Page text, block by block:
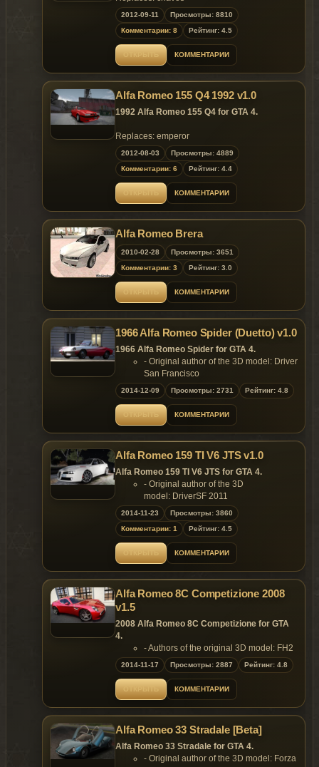
2012-09-11
Просмотры: 8810
Комментарии: 8
Рейтинг: 4.5
КОММЕНТАРИИ
Alfa Romeo 155 Q4 1992 v1.0
1992 Alfa Romeo 155 Q4 for GTA 4.
Replaces: emperor
2012-08-03
Просмотры: 4889
Комментарии: 6
Рейтинг: 4.4
КОММЕНТАРИИ
Alfa Romeo Brera
2010-02-28
Просмотры: 3651
Комментарии: 3
Рейтинг: 3.0
КОММЕНТАРИИ
1966 Alfa Romeo Spider (Duetto) v1.0
1966 Alfa Romeo Spider for GTA 4.
- Original author of the 3D model: Driver
San Francisco
- Convert & edited by:YCA-RE
- Screenshots by:Martin_xpl, Vsoreny,
Nima
Features:
- Model support all features of the
- Mid-poly model, bit I like it;
- Roof extra;
- color1: body;
- color2: interior.
Replaces: any car
Template included.
2014-12-09 Просмотры: 2731 Рейтинг: 4.8
КОММЕНТАРИИ
Alfa Romeo 159 TI V6 JTS v1.0
Alfa Romeo 159 TI V6 JTS for GTA 4.
- Original author of the 3D
model: DriverSF 2011
- Converted to GTA4 by: Dimon
Features:
- Model support all features of the
game.
Replaces: any car
2014-11-23
Просмотры: 3860
Комментарии: 1
Рейтинг: 4.5
КОММЕНТАРИИ
Alfa Romeo 8C Competizione 2008
v1.5
2008 Alfa Romeo 8C Competizione for GTA
4.
- Authors of the original 3D model: FH2
- Convert & rendering by: YCA-G
- Data by: peerless情
Features:
- Model support all features of the
game.
2014-11-17 Просмотры: 2887 Рейтинг: 4.8
КОММЕНТАРИИ
Alfa Romeo 33 Stradale [Beta]
Alfa Romeo 33 Stradale for GTA 4.
- Original author of the 3D model: Forza